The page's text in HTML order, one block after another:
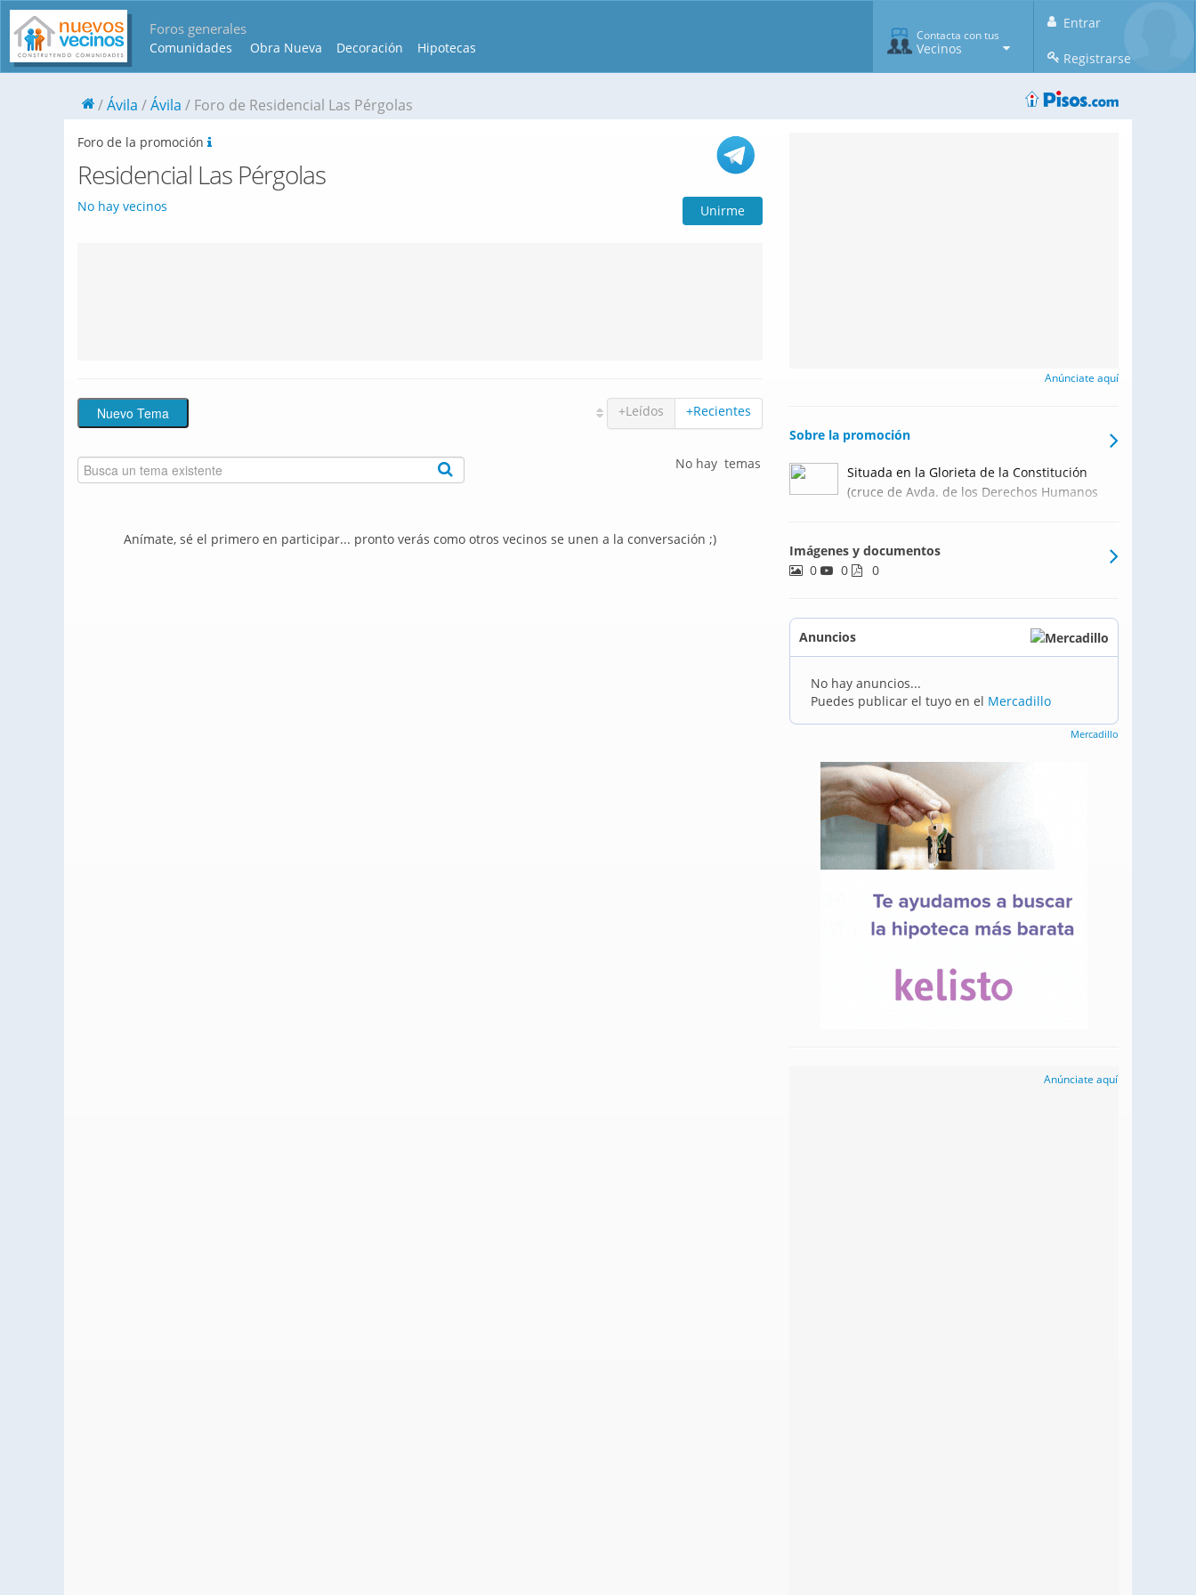
Foros generales
Comunidades Obra Nueva Decoración Hipotecas
Entrar
Registrarse
Contacta con tus
Vecinos
Ávila Ávila Foro de Residencial Las Pérgolas
Foro de la promoción
Residencial Las Pérgolas
No hay vecinos Unirme
+Leídos +Recientes
No hay temas
Anímate, sé el primero en participar... pronto verás como otros vecinos se unen a la conversación ;)
Anúnciate aquí
Sobre la promoción
Situada en la Glorieta de la Constitución
(cruce de Avda. de los Derechos Humanos
Imágenes y documentos
0
0 0
Anuncios
No hay anuncios...
Puedes publicar el tuyo en el Mercadillo
Mercadillo
Anúnciate aquí